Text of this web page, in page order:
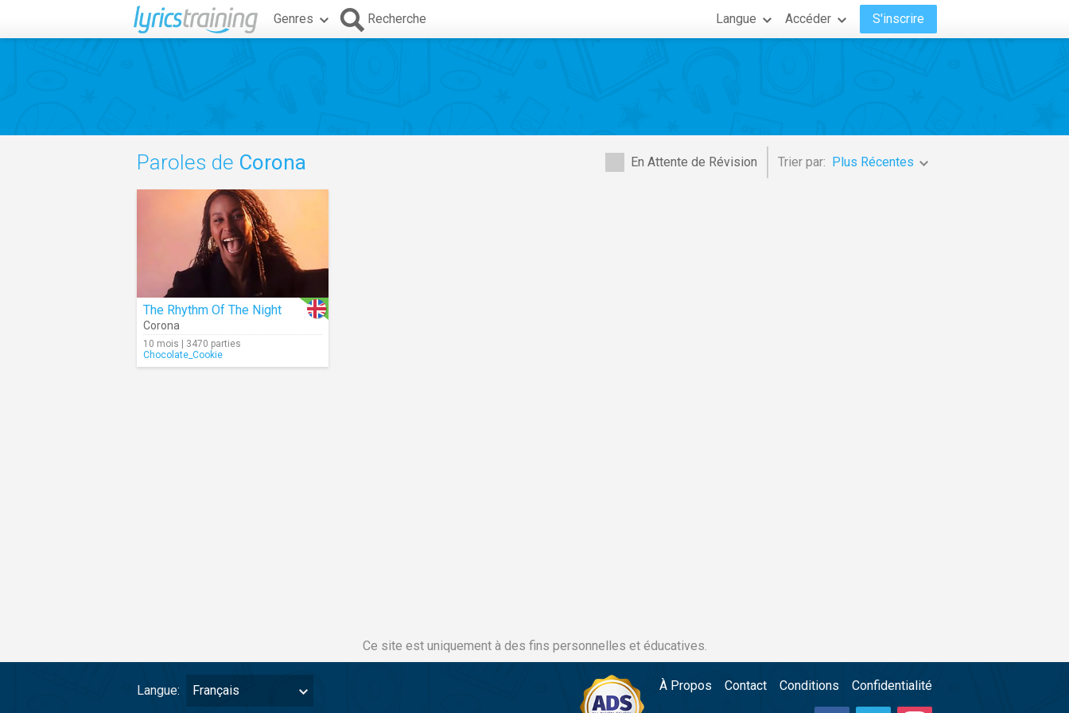
Genres Recherche Langue Accéder S'inscrire
En Attente de Révision Trier par: Plus Récentes
Paroles de Corona
The Rhythm Of The Night
Corona
10 mois | 3470 parties
Chocolate_Cookie
Ce site est uniquement à des fins personnelles et éducatives.
Langue: Français À Propos Contact Conditions Confidentialité